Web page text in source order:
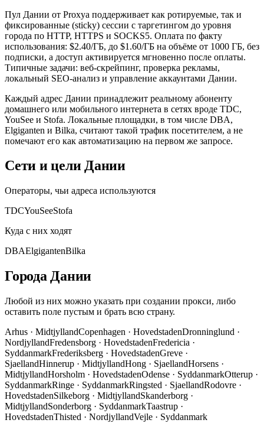
Пул Дании от Proxya поддерживает как ротируемые, так и
фиксированные (sticky) сессии с таргетингом до уровня
города по HTTP, HTTPS и SOCKS5. Оплата по факту
использования: $2.40/ГБ, до $1.60/ГБ на объёме от 1000 ГБ, без
подписки, а доступ активируется мгновенно после оплаты.
Типичные задачи: веб-скрейпинг, проверка рекламы,
локальный SEO-анализ и управление аккаунтами Дании.
Каждый адрес Дании принадлежит реальному абоненту
домашнего или мобильного интернета в сетях вроде TDC,
YouSee и Stofa. Локальные площадки, в том числе DBA,
Elgiganten и Bilka, считают такой трафик посетителем, а не
помечают его как автоматизацию на первом же запросе.
Сети и цели Дании
Операторы, чьи адреса используются
TDCYouSeeStofa
Куда с них ходят
DBAElgigantenBilka
Города Дании
Любой из них можно указать при создании прокси, либо
оставить поле пустым и брать всю страну.
Arhus · MidtjyllandCopenhagen · HovedstadenDronninglund ·
NordjyllandFredensborg · HovedstadenFredericia ·
SyddanmarkFrederiksberg · HovedstadenGreve ·
SjaellandHinnerup · MidtjyllandHong · SjaellandHorsens ·
MidtjyllandHorsholm · HovedstadenOdense · SyddanmarkOtterup ·
SyddanmarkRinge · SyddanmarkRingsted · SjaellandRodovre ·
HovedstadenSilkeborg · MidtjyllandSkanderborg ·
MidtjyllandSonderborg · SyddanmarkTaastrup ·
HovedstadenThisted · NordjyllandVejle · Syddanmark